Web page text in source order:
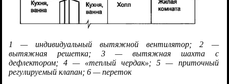
1 — индивидуальный вытяжной вентилятор; 2 —
вытяжная решетка; 3 — вытяжная шахта с
дефлектором; 4 — «теплый чердак»; 5 — приточный
регулируемый клапан; 6 — переток